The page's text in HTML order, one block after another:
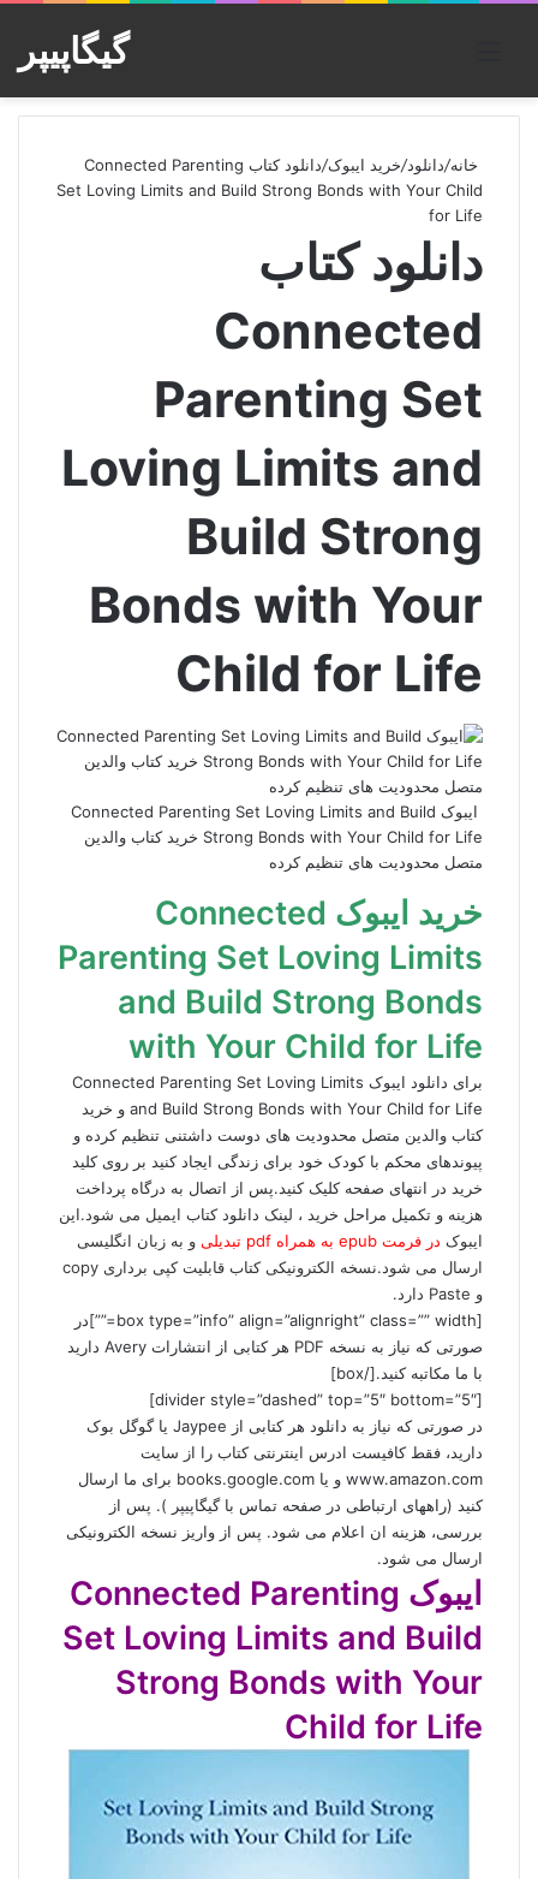
گیگاپیپر
خانه/دانلود/خرید ایبوک/
دانلود کتاب Connected Parenting
Set Loving Limits and Build Strong Bonds with Your Child
for Life
دانلود کتاب
Connected
Parenting Set
Loving Limits and
Build Strong
Bonds with Your
Child for Life
ایبوک Connected Parenting Set Loving Limits and Build
Strong Bonds with Your Child for Life خرید کتاب والدین
متصل محدودیت های تنظیم کرده
خرید ایبوک Connected
Parenting Set Loving Limits
and Build Strong Bonds
with Your Child for Life
برای دانلود ایبوک Connected Parenting Set Loving Limits
and Build Strong Bonds with Your Child for Life و خرید
کتاب والدین متصل محدودیت های دوست داشتنی تنظیم کرده و
پیوندهای محکم با کودک خود برای زندگی ایجاد کنید بر روی کلید
خرید در انتهای صفحه کلیک کنید.پس از اتصال به درگاه پرداخت
هزینه و تکمیل مراحل خرید ، لینک دانلود کتاب ایمیل می شود.این
ایبوک در فرمت epub به همراه pdf تبدیلی
و به زبان انگلیسی
ارسال می شود.نسخه الکترونیکی کتاب قابلیت کپی برداری copy
و Paste دارد.
[box type=”info” align=”alignright” class=”” width=””]در
صورتی که نیاز به نسخه PDF هر کتابی از انتشارات Avery دارید
با ما مکاتبه کنید.[/box]
[divider style=”dashed” top=”5″ bottom=”5″]
در صورتی که نیاز به دانلود هر کتابی از Jaypee یا گوگل بوک
دارید، فقط کافیست ادرس اینترنتی کتاب را از سایت
www.amazon.com و یا books.google.com برای ما ارسال
کنید (راههای ارتباطی در صفحه تماس با گیگاپیپر ). پس از
بررسی، هزینه ان اعلام می شود. پس از واریز نسخه الکترونیکی
ارسال می شود.
ایبوک Connected Parenting
Set Loving Limits and Build
Strong Bonds with Your
Child for Life